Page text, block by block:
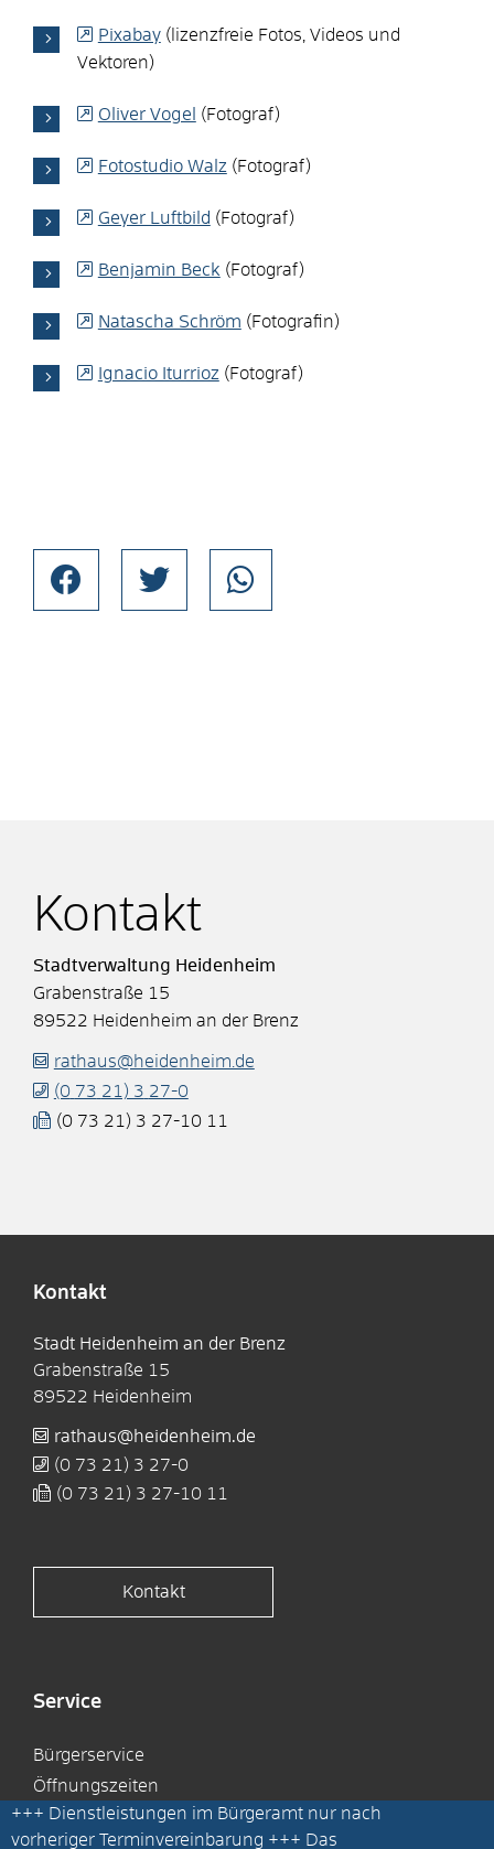
Pixabay(lizenzfreie Fotos, Videos und
Vektoren)
Oliver Vogel (Fotograf)
Fotostudio Walz (Fotograf)
Geyer Luftbild (Fotograf)
Benjamin Beck (Fotograf)
Natascha Schröm (Fotografin)
Ignacio Iturrioz (Fotograf)
Kontakt
Stadtverwaltung Heidenheim
Grabenstraße 15
89522 Heidenheim an der Brenz
rathaus@heidenheim.de
(0 73 21) 3 27-0
(0 73 21) 3 27-10 11
Kontakt
Stadt Heidenheim an der Brenz
Grabenstraße 15
89522 Heidenheim
rathaus@heidenheim.de
(0 73 21) 3 27-0
(0 73 21) 3 27-10 11
Kontakt
Service
Bürgerservice
Öffnungszeiten
Gemeinderatsarbeit
+++ Dienstleistungen im Bürgeramt nur nach
vorheriger Terminvereinbarung +++ Das